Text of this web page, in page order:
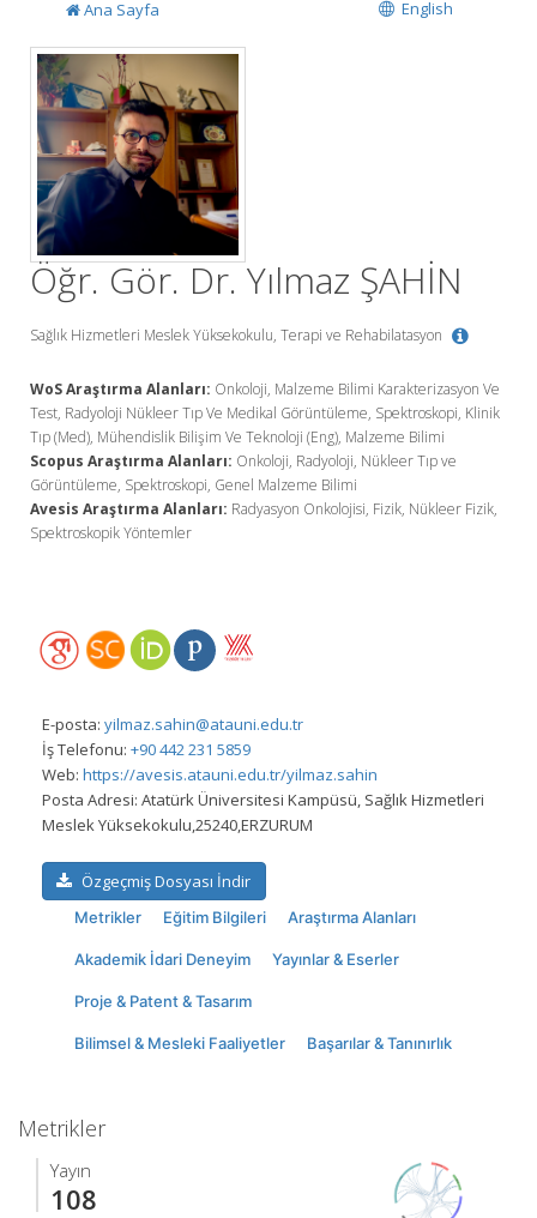
English
Ana Sayfa
Öğr. Gör. Dr. Yılmaz ŞAHİN
Sağlık Hizmetleri Meslek Yüksekokulu, Terapi ve Rehabilatasyon
WoS Araştırma Alanları: Onkoloji, Malzeme Bilimi Karakterizasyon Ve
Test, Radyoloji Nükleer Tıp Ve Medikal Görüntüleme, Spektroskopi, Klinik
Tıp (Med), Mühendislik Bilişim Ve Teknoloji (Eng), Malzeme Bilimi
Scopus Araştırma Alanları: Onkoloji, Radyoloji, Nükleer Tıp ve
Görüntüleme, Spektroskopi, Genel Malzeme Bilimi
Avesis Araştırma Alanları: Radyasyon Onkolojisi, Fizik, Nükleer Fizik,
Spektroskopik Yöntemler
E-posta: yilmaz.sahin@atauni.edu.tr
İş Telefonu: +90 442 231 5859
Web: https://avesis.atauni.edu.tr/yilmaz.sahin
Posta Adresi: Atatürk Üniversitesi Kampüsü, Sağlık Hizmetleri
Meslek Yüksekokulu,25240,ERZURUM
Özgeçmiş Dosyası İndir
Metrikler Eğitim Bilgileri Araştırma Alanları
Akademik İdari Deneyim Yayınlar & Eserler
Proje & Patent & Tasarım
Bilimsel & Mesleki Faaliyetler Başarılar & Tanınırlık
Metrikler
Yayın
108